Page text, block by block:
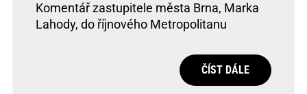
Komentář zastupitele města Brna, Marka
Lahody, do říjnového Metropolitanu
ČÍST DÁLE